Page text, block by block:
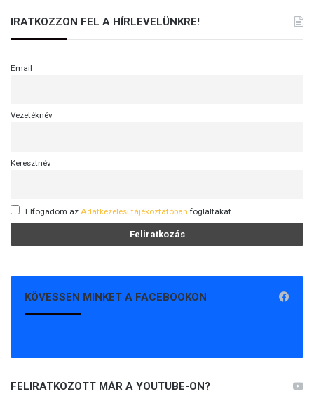
IRATKOZZON FEL A HÍRLEVELÜNKRE!
Email
Vezetéknév
Keresztnév
Elfogadom az Adatkezelési tájékoztatóban foglaltakat.
KÖVESSEN MINKET A FACEBOOKON
FELIRATKOZOTT MÁR A YOUTUBE-ON?